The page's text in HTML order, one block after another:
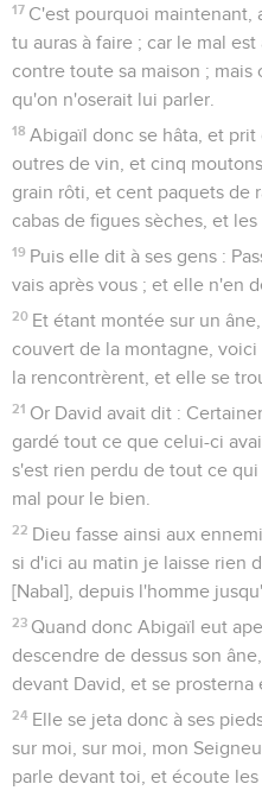
17 C'est pourquoi maintenant,
tu auras à faire ; car le mal
contre toute sa maison ; mais
qu'on n'oserait lui parler.
18 Abigaïl donc se hâta, et
outres de vin, et cinq
grain rôti, et cent paquets de
cabas de figues sèches, et les
19 Puis elle dit à ses gens :
vais après vous ; et elle n'en
20 Et étant montée sur un
couvert de la montagne,
la rencontrèrent, et elle se
21 Or David avait dit :
gardé tout ce que celui-ci
s'est rien perdu de tout ce
mal pour le bien.
22 Dieu fasse ainsi aux
si d'ici au matin je laisse rien
[Nabal], depuis l'homme
23 Quand donc Abigaïl eut
descendre de dessus son
devant David, et se prosterna
24 Elle se jeta donc à ses
sur moi, sur moi, mon
parle devant toi, et écoute les